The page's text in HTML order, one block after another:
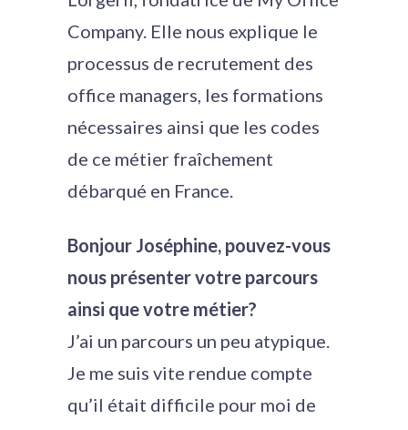
Company. Elle nous explique le
processus de recrutement des
office managers, les formations
nécessaires ainsi que les codes
de ce métier fraîchement
débarqué en France.
Bonjour Joséphine, pouvez-vous
nous présenter votre parcours
ainsi que votre métier?
J’ai un parcours un peu atypique.
Je me suis vite rendue compte
qu’il était difficile pour moi de